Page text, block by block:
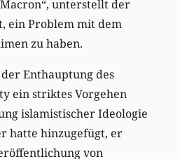
unterstellt der
ein Problem mit dem
zu haben.
Enthauptung des
ein striktes Vorgehen
islamistischer Ideologie
hatte hinzugefügt, er
von